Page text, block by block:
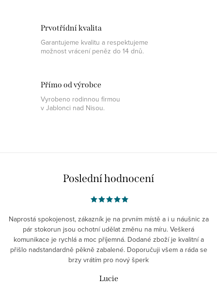
Prvotřídní kvalita
Garantujeme kvalitu a respektujeme
možnost vrácení peněz do 14 dnů.
Přímo od výrobce
Vyrobeno rodinnou firmou
v Jablonci nad Nisou.
Poslední hodnocení
Naprostá spokojenost, zákazník je na prvním místě a i u náušnic za
pár stokorun jsou ochotní udělat změnu na míru. Veškerá
komunikace je rychlá a moc příjemná. Dodané zboží je kvalitní a
přišlo nadstandardně pěkně zabalené. Doporučuji všem a ráda se
brzy vrátím pro nový šperk
Lucie